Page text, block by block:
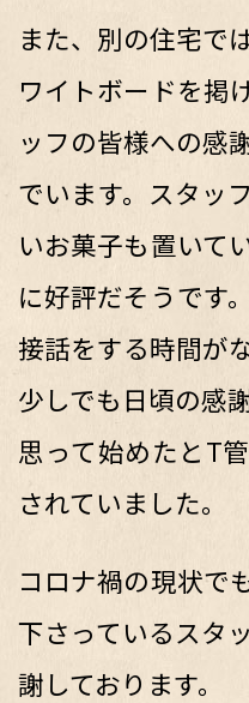
また、別の住宅で
ワイトボードを掲
ッフの皆様への感
でいます。スタッ
いお菓子も置いて
に好評だそうです
接話をする時間が
少しでも日頃の感
思って始めたとT
されていました。
コロナ禍の現状で
下さっているスタ
謝しております。